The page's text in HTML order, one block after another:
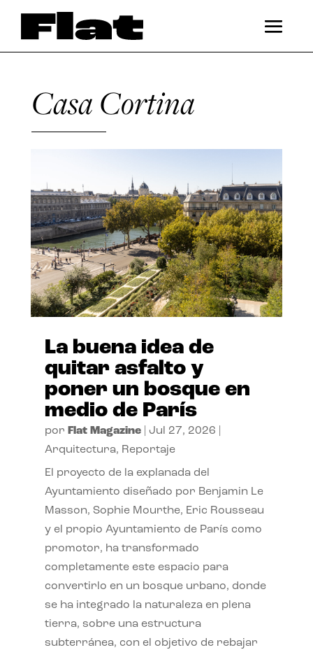
Casa Cortina
La buena idea de
quitar asfalto y
poner un bosque en
medio de París
por Flat Magazine| Jul 27, 2026
Arquitectura, Reportaje
El proyecto de la explanada del
Ayuntamiento diseñado por Benjamin Le
Masson, Sophie Mourthe, Eric Rousseau
y el propio Ayuntamiento de París como
promotor, ha transformado
completamente este espacio para
convertirlo en un bosque urbano, donde
se ha integrado la naturaleza en plena
tierra, sobre una estructura
subterránea, con el objetivo de rebajar